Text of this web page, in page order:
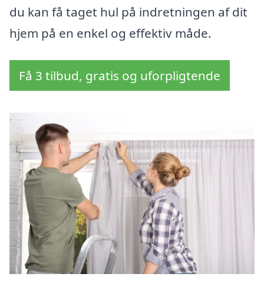
du kan få taget hul på indretningen af dit
hjem på en enkel og effektiv måde.
Få 3 tilbud, gratis og uforpligtende